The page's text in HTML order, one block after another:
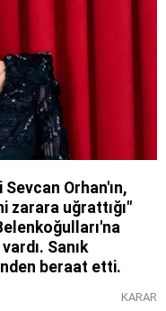
Orhan'ın,
zarara uğrattığı"
Sanık
beraat etti.
KARAR